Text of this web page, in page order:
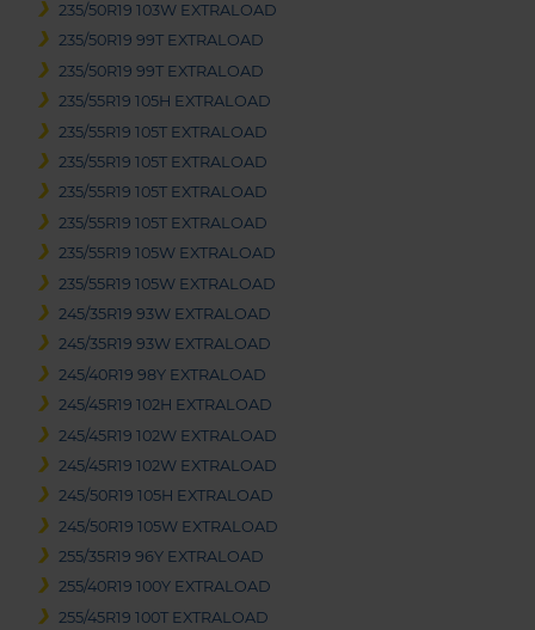
235/50R19 103W EXTRALOAD
235/50R19 99T EXTRALOAD
235/50R19 99T EXTRALOAD
235/55R19 105H EXTRALOAD
235/55R19 105T EXTRALOAD
235/55R19 105T EXTRALOAD
235/55R19 105T EXTRALOAD
235/55R19 105T EXTRALOAD
235/55R19 105W EXTRALOAD
235/55R19 105W EXTRALOAD
245/35R19 93W EXTRALOAD
245/35R19 93W EXTRALOAD
245/40R19 98Y EXTRALOAD
245/45R19 102H EXTRALOAD
245/45R19 102W EXTRALOAD
245/45R19 102W EXTRALOAD
245/50R19 105H EXTRALOAD
245/50R19 105W EXTRALOAD
255/35R19 96Y EXTRALOAD
255/40R19 100Y EXTRALOAD
255/45R19 100T EXTRALOAD